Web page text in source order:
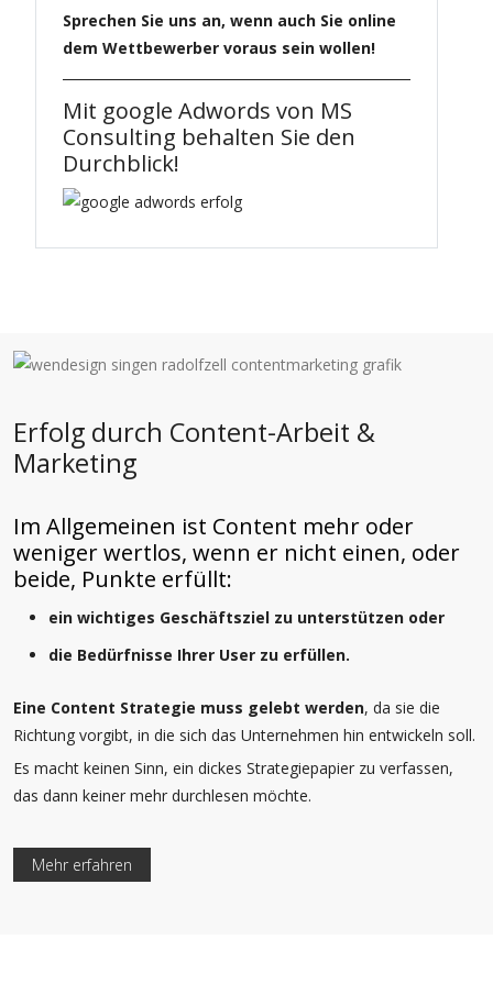
Sprechen Sie uns an, wenn auch Sie online
dem Wettbewerber voraus sein wollen!
Mit google Adwords von MS
Consulting behalten Sie den
Durchblick!
Erfolg durch Content-Arbeit &
Marketing
Im Allgemeinen ist Content mehr oder
weniger wertlos, wenn er nicht einen, oder
beide, Punkte erfüllt:
ein wichtiges Geschäftsziel zu unterstützen oder
die Bedürfnisse Ihrer User zu erfüllen.
Eine Content Strategie muss gelebt werden, da sie die
Richtung vorgibt, in die sich das Unternehmen hin entwickeln soll.
Es macht keinen Sinn, ein dickes Strategiepapier zu verfassen,
das dann keiner mehr durchlesen möchte.
Mehr erfahren